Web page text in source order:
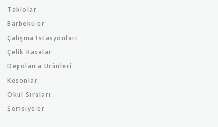
Tablolar
Barbeküler
Çalışma İstasyonları
Çelik Kasalar
Depolama Ürünleri
Kesonlar
Okul Sıraları
Şemsiyeler